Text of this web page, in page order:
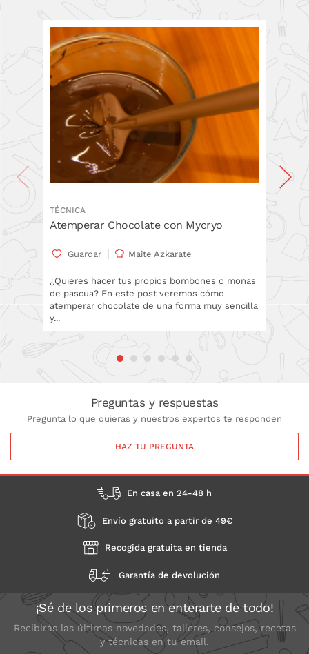
TÉCNICA
Atemperar Chocolate con Mycryo
Guardar Maite Azkarate
¿Quieres hacer tus propios bombones o monas
de pascua? En este post veremos cómo
atemperar chocolate de una forma muy sencilla
y...
Preguntas y respuestas
Pregunta lo que quieras y nuestros expertos te responden
HAZ TU PREGUNTA
En casa en 24-48 h
Envío gratuito a partir de 49€
Recogida gratuita en tienda
Garantía de devolución
¡Sé de los primeros en enterarte de todo!
Recibirás las últimas novedades, talleres, consejos, recetas
y técnicas en tu email.